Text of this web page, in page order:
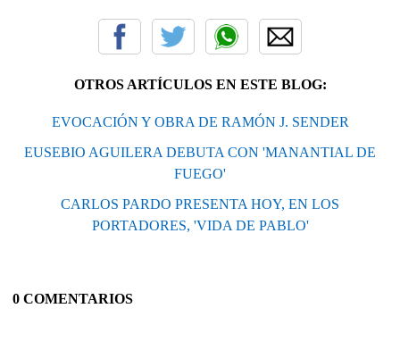
OTROS ARTÍCULOS EN ESTE BLOG:
EVOCACIÓN Y OBRA DE RAMÓN J. SENDER
EUSEBIO AGUILERA DEBUTA CON 'MANANTIAL DE
FUEGO'
CARLOS PARDO PRESENTA HOY, EN LOS
PORTADORES, 'VIDA DE PABLO'
0 COMENTARIOS